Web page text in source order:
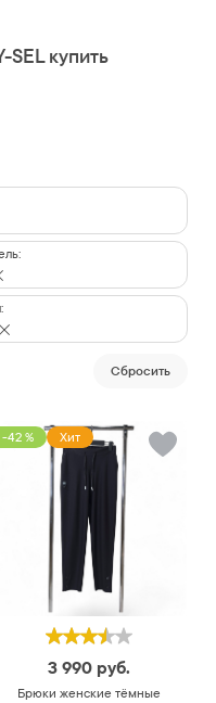
купить
Cбросить
-42 % Хит
3 990 руб.
Брюки женские тёмные